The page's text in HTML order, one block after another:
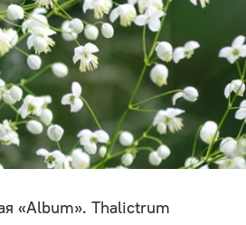
«Album». Thalictrum